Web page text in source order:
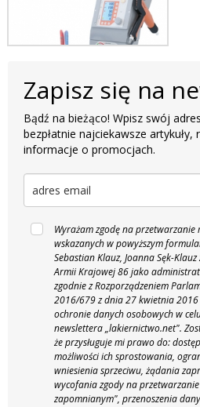
Zapisz się na
Bądź na bieżąco! Wpisz swój
bezpłatnie najciekawsze
informacje o promocjach.
Wyrażam zgodę na przetwarzanie
wskazanych w powyższym
Sebastian Klauz, Joanna Sęk-
Armii Krajowej 86 jako
zgodnie z Rozporządzeniem
2016/679 z dnia 27 kwietnia 2016
ochronie danych osobowych w
newslettera „lakiernictwo.net".
że przysługuje mi prawo do:
możliwości ich sprostowania,
wniesienia sprzeciwu, żądania
wycofania zgody na
zapomnianym", przenoszenia